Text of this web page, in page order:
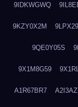
9IDKWGWQ
9KZY0X2M
9QE0Y05S
9X1M8G59
A1R67BR7